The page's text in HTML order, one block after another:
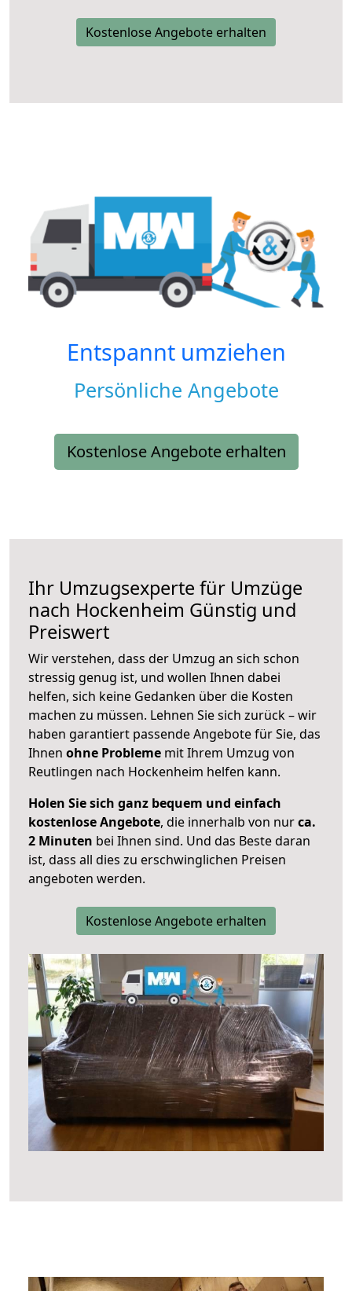
Kostenlose Angebote erhalten
Entspannt umziehen
Persönliche Angebote
Kostenlose Angebote erhalten
Ihr Umzugsexperte für Umzüge
nach Hockenheim Günstig und
Preiswert
Wir verstehen, dass der Umzug an sich schon
stressig genug ist, und wollen Ihnen dabei
helfen, sich keine Gedanken über die Kosten
machen zu müssen. Lehnen Sie sich zurück – wir
haben garantiert passende Angebote für Sie, das
Ihnen ohne Probleme mit Ihrem Umzug von
Reutlingen nach Hockenheim helfen kann.
Holen Sie sich ganz bequem und einfach
kostenlose Angebote, die innerhalb von nurca.
2 Minuten bei Ihnen sind. Und das Beste daran
ist, dass all dies zu erschwinglichen Preisen
angeboten werden.
Kostenlose Angebote erhalten